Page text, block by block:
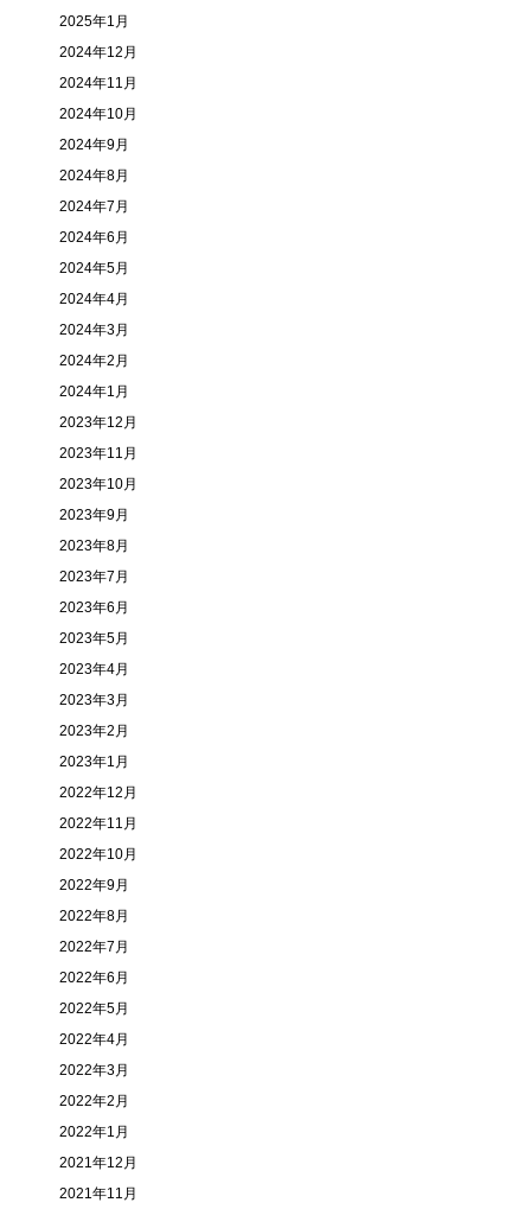
2025年1月
2024年12月
2024年11月
2024年10月
2024年9月
2024年8月
2024年7月
2024年6月
2024年5月
2024年4月
2024年3月
2024年2月
2024年1月
2023年12月
2023年11月
2023年10月
2023年9月
2023年8月
2023年7月
2023年6月
2023年5月
2023年4月
2023年3月
2023年2月
2023年1月
2022年12月
2022年11月
2022年10月
2022年9月
2022年8月
2022年7月
2022年6月
2022年5月
2022年4月
2022年3月
2022年2月
2022年1月
2021年12月
2021年11月